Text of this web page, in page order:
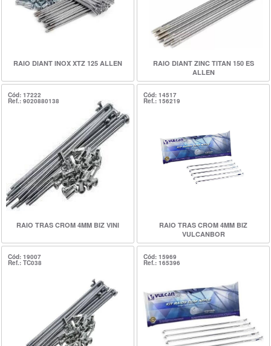
RAIO DIANT INOX XTZ 125 ALLEN
RAIO DIANT ZINC TITAN 150 ES
ALLEN
Cód: 17222
Ref.: 9020880138
RAIO TRAS CROM 4MM BIZ VINI
Cód: 14517
Ref.: 156219
RAIO TRAS CROM 4MM BIZ
VULCANBOR
Cód: 19007
Ref.: TC038
Cód: 15969
Ref.: 165396